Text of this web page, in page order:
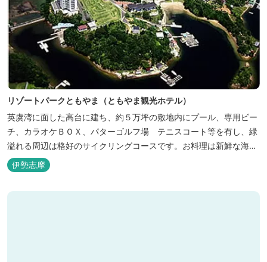
リゾートパークともやま（ともやま観光ホテル）
英虞湾に面した高台に建ち、約５万坪の敷地内にプール、専用ビー
チ、カラオケＢＯＸ、パターゴルフ場 テニスコート等を有し、緑
溢れる周辺は格好のサイクリングコースです。お料理は新鮮な海の
幸をふんだんに使用する荒磯焼、活造会席、伊勢海老残酷鍋会席、
松茸料理（秋）等グルメ志向の方に好評です。夏には野外バーベキ
ューも毎晩行ないます。
伊勢志摩